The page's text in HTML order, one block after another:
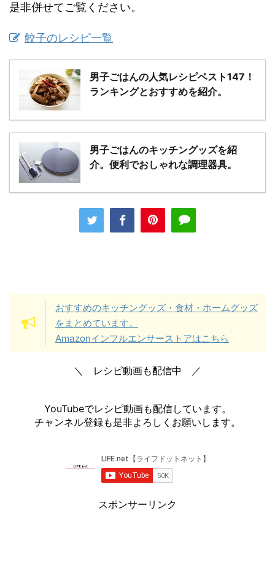
是非併せてご覧ください。
餃子のレシピ一覧
男子ごはんの人気レシピベスト147！
ランキングとおすすめを紹介。
男子ごはんのキッチングッズを紹
介。便利でおしゃれな調理器具。
おすすめのキッチングッズ・食材・ホームグッズ
をまとめています。
Amazonインフルエンサーストアはこちら
＼ レシピ動画も配信中 ／
YouTubeでレシピ動画も配信しています。
チャンネル登録も是非よろしくお願いします。
スポンサーリンク